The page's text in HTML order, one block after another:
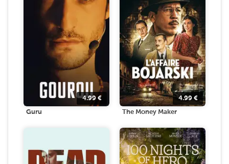
4.99 €
Guru
4.99 €
The Money Maker